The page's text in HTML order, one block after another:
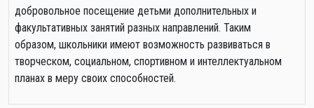
добровольное посещение детьми дополнительных и
факультативных занятий разных направлений. Таким
образом, школьники имеют возможность развиваться в
творческом, социальном, спортивном и интеллектуальном
планах в меру своих способностей.